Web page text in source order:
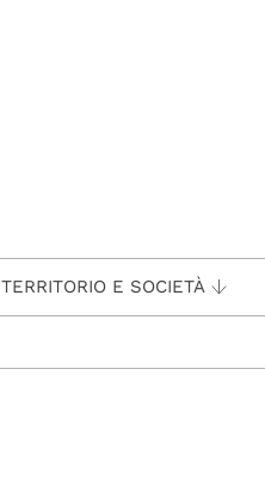
TERRITORIO E SOCIETÀ